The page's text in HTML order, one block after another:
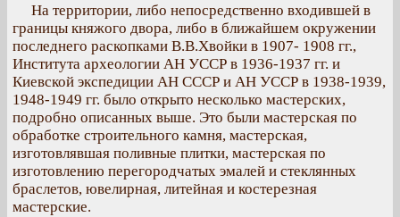
На территории, либо непосредственно входившей в
границы княжого двора, либо в ближайшем окружении
последнего раскопками В.В.Хвойки в 1907- 1908 гг.,
Института археологии АН УССР в 1936-1937 гг. и
Киевской экспедиции АН СССР и АН УССР в 1938-1939,
1948-1949 гг. было открыто несколько мастерских,
подробно описанных выше. Это были мастерская по
обработке строительного камня, мастерская,
изготовлявшая поливные плитки, мастерская по
изготовлению перегородчатых эмалей и стеклянных
браслетов, ювелирная, литейная и костерезная
мастерские.